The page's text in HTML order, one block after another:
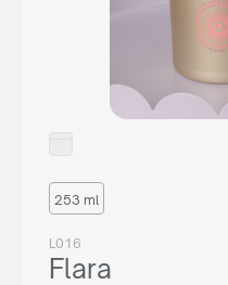
253 ml
L016
Flara